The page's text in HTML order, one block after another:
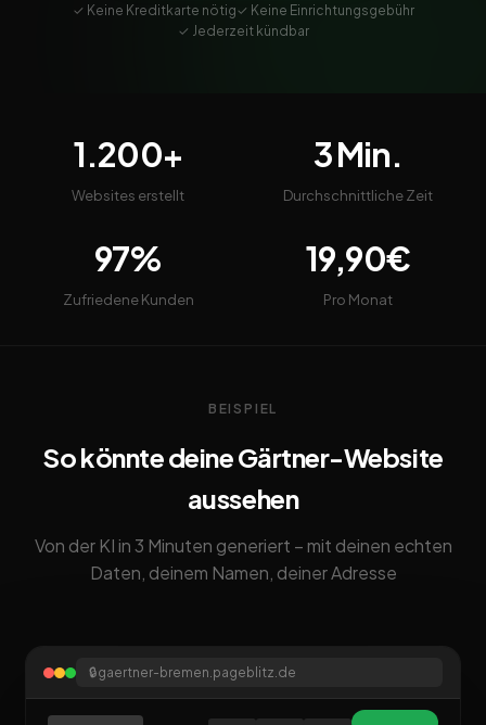
✓ Keine Kreditkarte nötig✓ Keine Einrichtungsgebühr
✓ Jederzeit kündbar
1.200+
Websites erstellt
3 Min.
Durchschnittliche Zeit
97%
Zufriedene Kunden
19,90€
Pro Monat
BEISPIEL
So könnte deine Gärtner-Website
aussehen
Von der KI in 3 Minuten generiert – mit deinen echten
Daten, deinem Namen, deiner Adresse
🔒gaertner-bremen.pageblitz.de